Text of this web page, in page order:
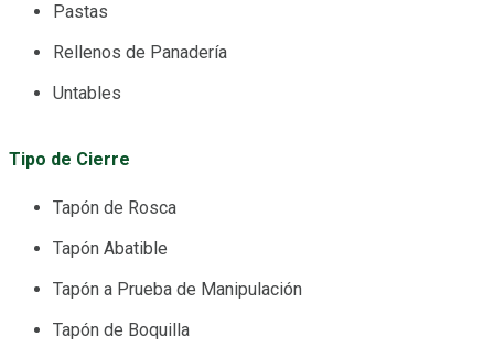
Pastas
Rellenos de Panadería
Untables
Tipo de Cierre
Tapón de Rosca
Tapón Abatible
Tapón a Prueba de Manipulación
Tapón de Boquilla